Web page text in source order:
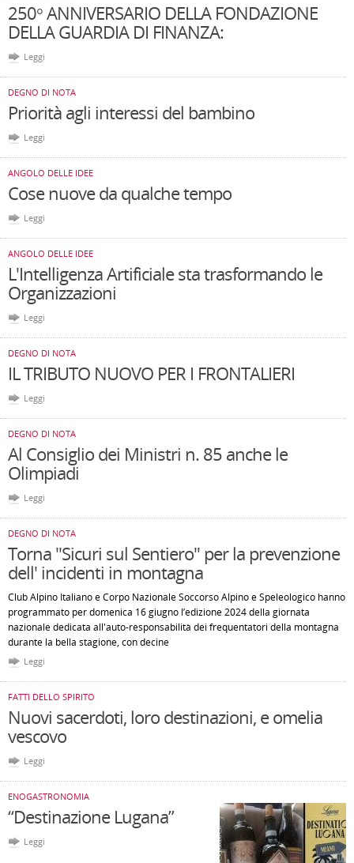
250° ANNIVERSARIO DELLA FONDAZIONE
DELLA GUARDIA DI FINANZA:
Leggi
DEGNO DI NOTA
Priorità agli interessi del bambino
Leggi
ANGOLO DELLE IDEE
Cose nuove da qualche tempo
Leggi
ANGOLO DELLE IDEE
L'Intelligenza Artificiale sta trasformando le
Organizzazioni
Leggi
DEGNO DI NOTA
IL TRIBUTO NUOVO PER I FRONTALIERI
Leggi
DEGNO DI NOTA
Al Consiglio dei Ministri n. 85 anche le
Olimpiadi
Leggi
DEGNO DI NOTA
Torna "Sicuri sul Sentiero" per la prevenzione
dell' incidenti in montagna
Club Alpino Italiano e Corpo Nazionale Soccorso Alpino e Speleologico hanno
programmato per domenica 16 giugno l’edizione 2024 della giornata
nazionale dedicata all'auto-responsabilità dei frequentatori della montagna
durante la bella stagione, con decine
Leggi
FATTI DELLO SPIRITO
Nuovi sacerdoti, loro destinazioni, e omelia
vescovo
Leggi
ENOGASTRONOMIA
“Destinazione Lugana”
Leggi